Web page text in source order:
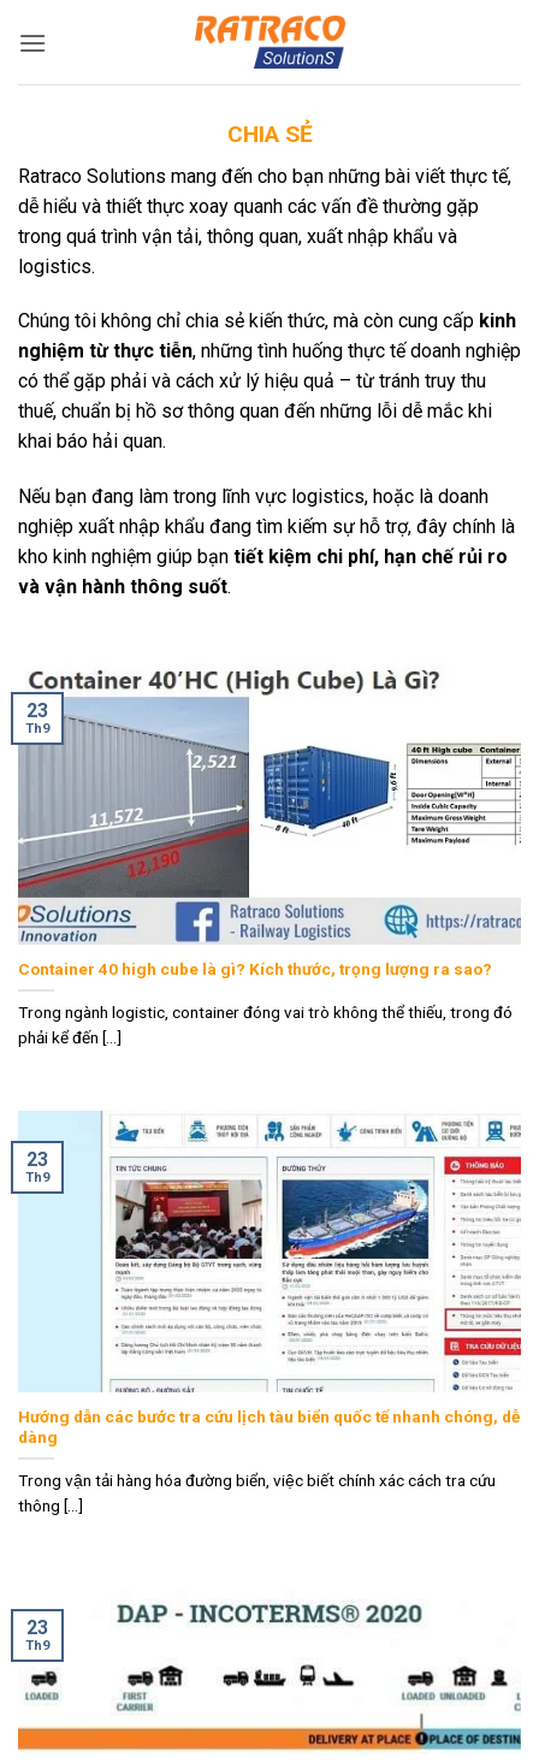
qua
CHIA SẺ
Ratraco Solutions mang đến cho bạn những bài viết thực tế,
dễ hiểu và thiết thực xoay quanh các vấn đề thường gặp
trong quá trình vận tải, thông quan, xuất nhập khẩu và
logistics.
Chúng tôi không chỉ chia sẻ kiến thức, mà còn cung cấp kinh
nghiệm từ thực tiễn, những tình huống thực tế doanh nghiệp
có thể gặp phải và cách xử lý hiệu quả – từ tránh truy thu
thuế, chuẩn bị hồ sơ thông quan đến những lỗi dễ mắc khi
khai báo hải quan.
Nếu bạn đang làm trong lĩnh vực logistics, hoặc là doanh
nghiệp xuất nhập khẩu đang tìm kiếm sự hỗ trợ, đây chính là
kho kinh nghiệm giúp bạn tiết kiệm chi phí, hạn chế rủi ro
và vận hành thông suốt.
Container 40 high cube là gì? Kích thước, trọng lượng ra sao?
Trong ngành logistic, container đóng vai trò không thể thiếu, trong đó
phải kể đến [...]
23
Th9
Hướng dẫn các bước tra cứu lịch tàu biển quốc tế nhanh chóng, dễ
dàng
Trong vận tải hàng hóa đường biển, việc biết chính xác cách tra cứu
thông [...]
23
Th9
23
Th9